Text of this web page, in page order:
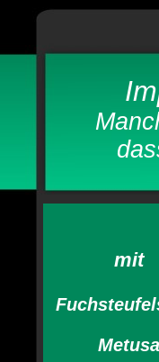
dass
mit
Metusa